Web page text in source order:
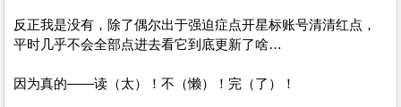
反正我是没有，除了偶尔出于强迫症点开星标账号清清红点，
平时几乎不会全部点进去看它到底更新了啥…
因为真的——读（太）！不（懒）！完（了）！